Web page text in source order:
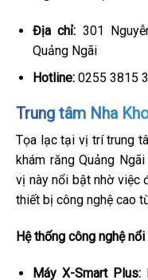
Địa chỉ: 301
Quảng Ngãi
Hotline:0255 3815
Trung tâm Nha
Tọa lạc tại vị trí trung
khám răng Quảng
vị này nổi bật nhờ việc
thiết bị công nghệ cao
Hệ thống công nghệ nổi
Máy X-Smart Plus: